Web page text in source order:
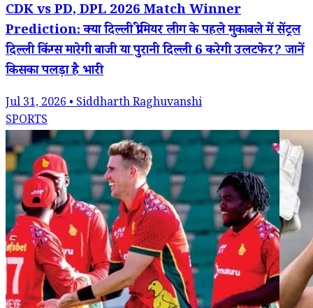
CDK vs PD, DPL 2026 Match Winner
Prediction: क्या दिल्ली प्रीमियर लीग के पहले मुकाबले में सेंट्रल
दिल्ली किंग्स मारेगी बाजी या पुरानी दिल्ली 6 करेगी उलटफेर? जानें
किसका पलड़ा है भारी
Jul 31, 2026 • Siddharth Raghuvanshi
SPORTS